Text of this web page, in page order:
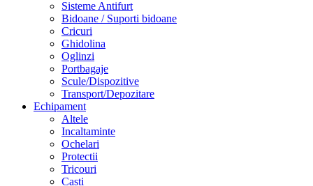
Sisteme Antifurt
Bidoane / Suporti bidoane
Cricuri
Ghidolina
Oglinzi
Portbagaje
Scule/Dispozitive
Transport/Depozitare
Echipament
Altele
Incaltaminte
Ochelari
Protectii
Tricouri
Casti